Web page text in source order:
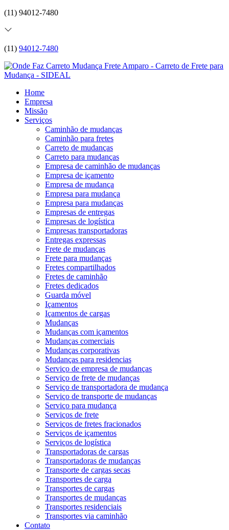
(11) 94012-7480
(11) 94012-7480
Home
Empresa
Missão
Serviços
Caminhão de mudanças
Caminhão para fretes
Carreto de mudanças
Carreto para mudanças
Empresa de caminhão de mudanças
Empresa de içamento
Empresa de mudança
Empresa para mudança
Empresa para mudanças
Empresas de entregas
Empresas de logística
Empresas transportadoras
Entregas expressas
Frete de mudanças
Frete para mudanças
Fretes compartilhados
Fretes de caminhão
Fretes dedicados
Guarda móvel
Içamentos
Içamentos de cargas
Mudanças
Mudanças com içamentos
Mudanças comerciais
Mudanças corporativas
Mudanças para residencias
Serviço de empresa de mudanças
Serviço de frete de mudanças
Serviço de transportadora de mudança
Serviço de transporte de mudanças
Serviço para mudança
Serviços de frete
Serviços de fretes fracionados
Serviços de içamentos
Serviços de logística
Transportadoras de cargas
Transportadoras de mudanças
Transporte de cargas secas
Transportes de carga
Transportes de cargas
Transportes de mudanças
Transportes residenciais
Transportes via caminhão
Contato